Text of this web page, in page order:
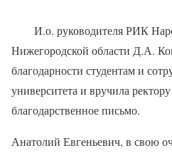
И.о. руководителя РИК
Нижегородской области Д.А.
благодарности студентам и
университета и вручила
благодарственное письмо.
Анатолий Евгеньевич, в свою